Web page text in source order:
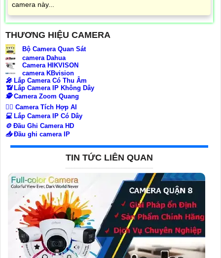
camera này...
THƯƠNG HIỆU CAMERA
Bộ Camera Quan Sát
camera Dahua
Camera HIKVISON
camera KBvision
️🎤️ Lắp Camera Có Thu Âm
📶 Lắp Camera IP Không Dây
🕵️Camera Zoom Quang
🧛‍♀️ Camera Tích Hợp AI
💻Lắp Camera IP Có Dây
⚙️Đầu Ghi Camera HD
📥Đầu ghi camera IP
TIN TỨC LIÊN QUAN